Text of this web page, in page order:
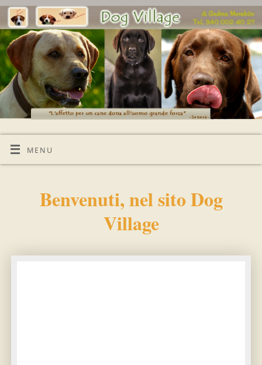
MENU
Benvenuti, nel sito Dog
Village